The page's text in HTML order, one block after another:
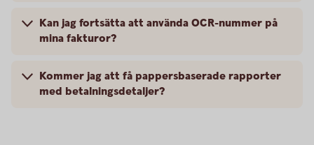
Kan jag fortsätta att använda OCR-nummer på
mina fakturor?
Kommer jag att få pappersbaserade rapporter
med betalningsdetaljer?